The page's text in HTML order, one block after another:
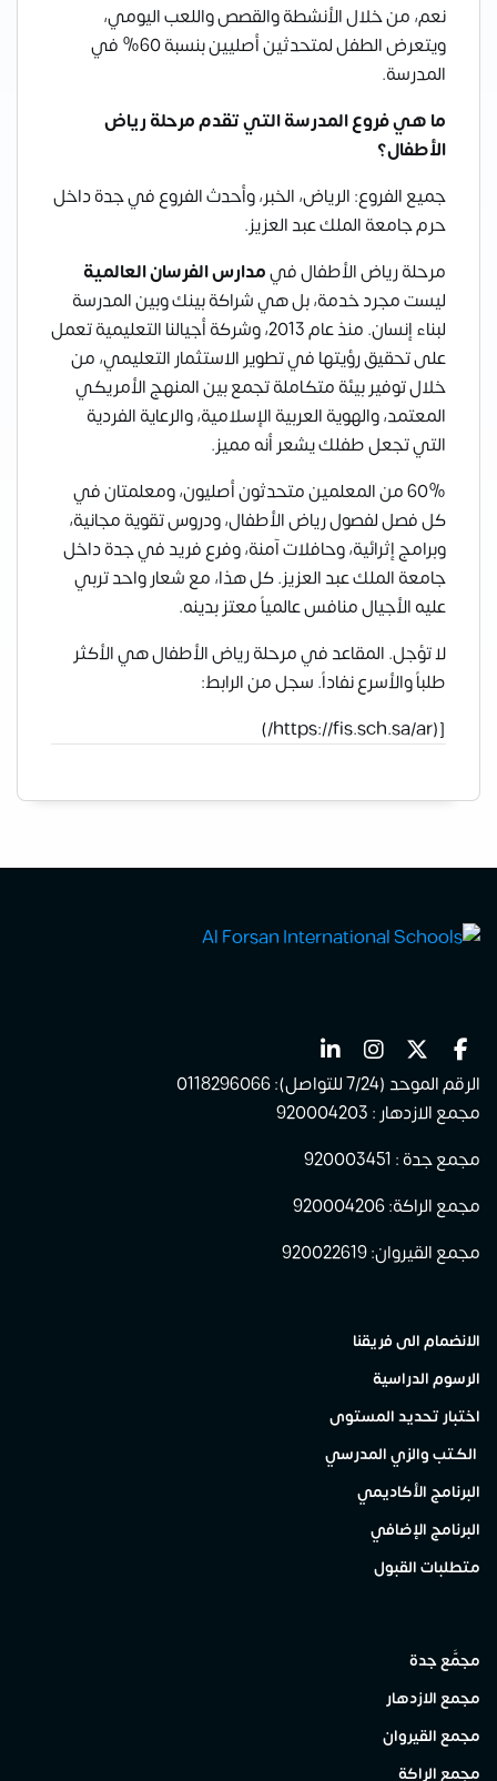
نعم، من خلال الأنشطة والقصص واللعب اليومي،
ويتعرض الطفل لمتحدثين أصليين بنسبة 60% في
المدرسة.
ما هي فروع المدرسة التي تقدم مرحلة رياض
الأطفال؟
جميع الفروع: الرياض، الخبر، وأحدث الفروع في جدة داخل
حرم جامعة الملك عبد العزيز.
مرحلة رياض الأطفال فيمدارس الفرسان العالمية
ليست مجرد خدمة، بل هي شراكة بينك وبين المدرسة
لبناء إنسان. منذ عام 2013، وشركة أجيالنا التعليمية تعمل
على تحقيق رؤيتها في تطوير الاستثمار التعليمي، من
خلال توفير بيئة متكاملة تجمع بين المنهج الأمريكي
المعتمد، والهوية العربية الإسلامية، والرعاية الفردية
التي تجعل طفلك يشعر أنه مميز.
60% من المعلمين متحدثون أصليون، ومعلمتان في
كل فصل لفصول رياض الأطفال، ودروس تقوية مجانية،
وبرامج إثرائية، وحافلات آمنة، وفرع فريد في جدة داخل
جامعة الملك عبد العزيز. كل هذا، مع شعار واحد تربي
عليه الأجيال منافس عالمياً معتز بدينه.
لا تؤجل. المقاعد في مرحلة رياض الأطفال هي الأكثر
طلباً والأسرع نفاداً. سجل من الرابط:
[(https://fis.sch.sa/ar/)
الرقم الموحد (7/24 للتواصل): 0118296066
مجمع الازدهار : 920004203
مجمع جدة : 920003451
مجمع الراكة: 920004206
مجمع القيروان: 920022619
الانضمام الى فريقنا
الرسوم الدراسية
اختبار تحديد المستوى
الكتب والزي المدرسي
البرنامج الأكاديمي
البرنامج الإضافي
متطلبات القبول
مجمَّع جدة
مجمع الازدهار
مجمع القيروان
مجمع الراكة